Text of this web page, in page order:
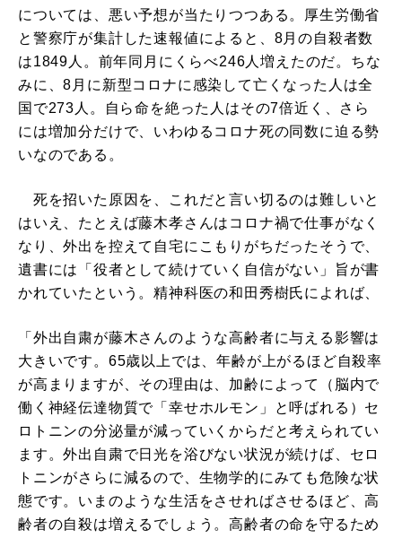
については、悪い予想が当たりつつある。厚生労働省
と警察庁が集計した速報値によると、8月の自殺者数
は1849人。前年同月にくらべ246人増えたのだ。ちな
みに、8月に新型コロナに感染して亡くなった人は全
国で273人。自ら命を絶った人はその7倍近く、さら
には増加分だけで、いわゆるコロナ死の同数に迫る勢
いなのである。
死を招いた原因を、これだと言い切るのは難しいと
はいえ、たとえば藤木孝さんはコロナ禍で仕事がなく
なり、外出を控えて自宅にこもりがちだったそうで、
遺書には「役者として続けていく自信がない」旨が書
かれていたという。精神科医の和田秀樹氏によれば、
「外出自粛が藤木さんのような高齢者に与える影響は
大きいです。65歳以上では、年齢が上がるほど自殺率
が高まりますが、その理由は、加齢によって（脳内で
働く神経伝達物質で「幸せホルモン」と呼ばれる）セ
ロトニンの分泌量が減っていくからだと考えられてい
ます。外出自粛で日光を浴びない状況が続けば、セロ
トニンがさらに減るので、生物学的にみても危険な状
態です。いまのような生活をさせればさせるほど、高
齢者の自殺は増えるでしょう。高齢者の命を守るため